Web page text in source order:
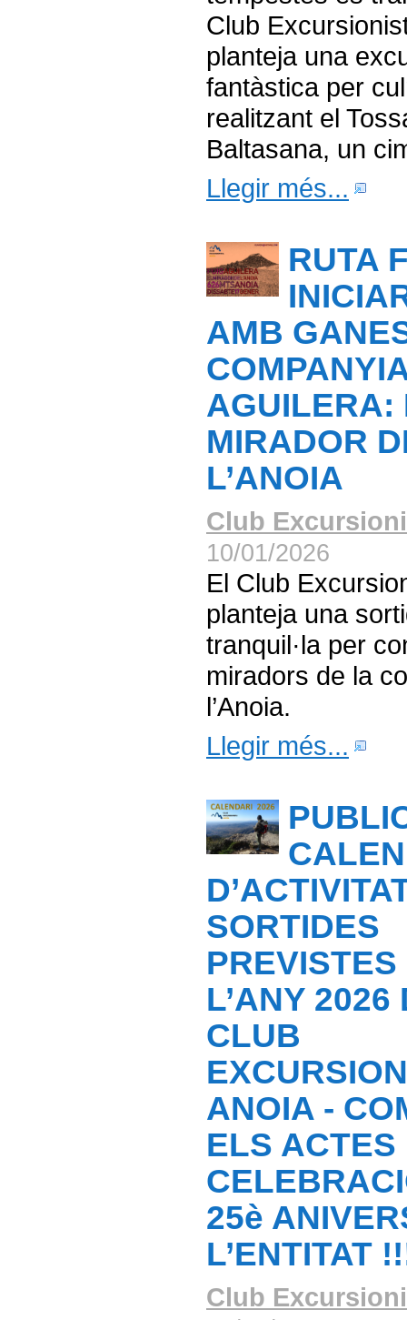
Club
planteja una
fantàstica per
realitzant el
Baltasana, un
Llegir més...
RUTA
AMB
AGUILERA:
MIRADOR
L’ANOIA
Club
10/01/2026
El Club
planteja una
tranquil·la per
miradors de la
l’Anoia.
Llegir més...
SORTIDES
PREVISTES
L’ANY 2026
CLUB
ANOIA -
ELS ACTES
25è
L’ENTITAT
Club